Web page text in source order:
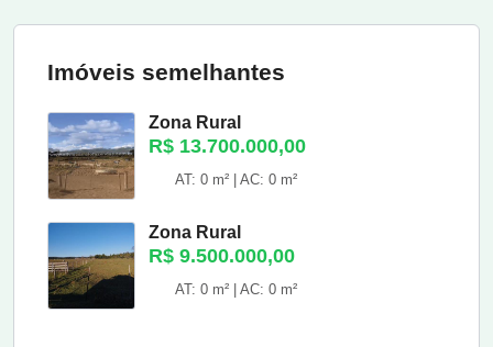
Imóveis semelhantes
Zona Rural
R$ 13.700.000,00
AT: 0 m² | AC: 0 m²
Zona Rural
R$ 9.500.000,00
AT: 0 m² | AC: 0 m²